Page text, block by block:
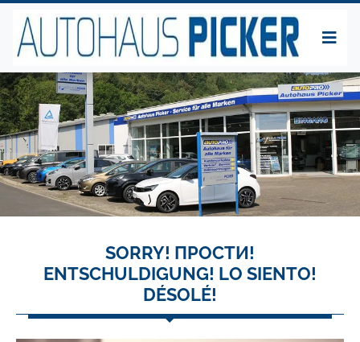
SORRY! ПРОСТИ!
ENTSCHULDIGUNG! LO SIENTO!
DÉSOLÉ!